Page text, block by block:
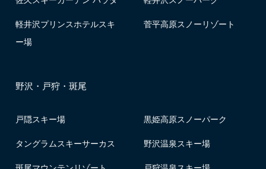
軽井沢プリンスホテルスキ
ー場
菅平高原スノーリゾート
野沢・戸狩・斑尾
戸隠スキー場 黒姫高原スノーパーク
タングラムスキーサーカス 野沢温泉スキー場